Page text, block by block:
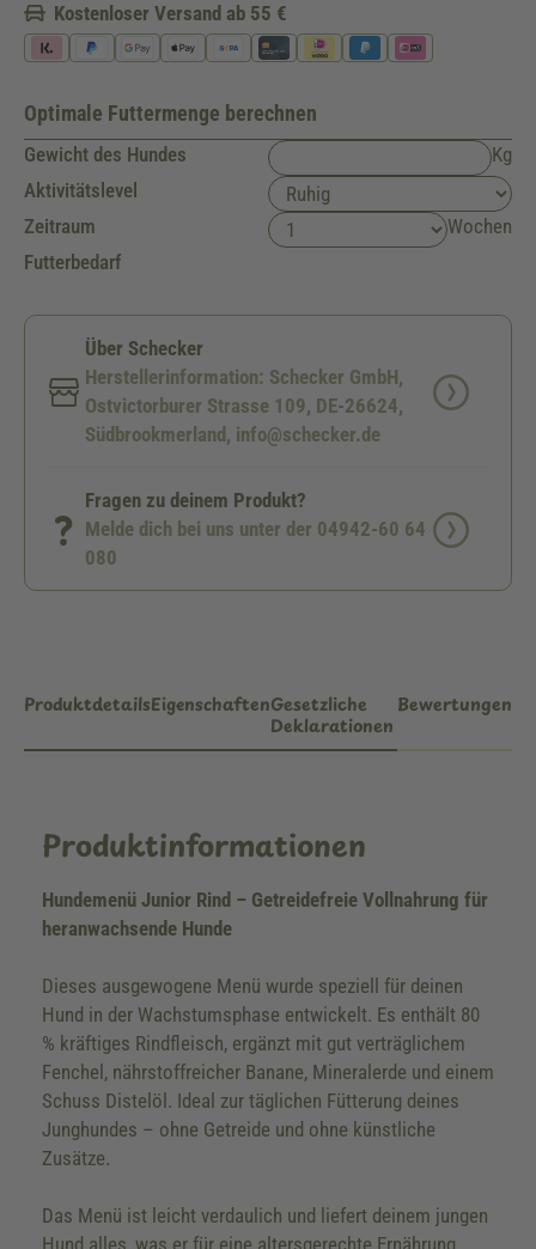
Kostenloser Versand ab 55 €
Optimale Futtermenge berechnen
Gewicht des Hundes
Kg
Aktivitätslevel
Zeitraum
Wochen
Futterbedarf
Über Schecker
Herstellerinformation: Schecker GmbH,
Ostvictorburer Strasse 109, DE-26624,
Südbrookmerland, info@schecker.de
Fragen zu deinem Produkt?
Melde dich bei uns unter der 04942-60 64
080
ProduktdetailsEigenschaftenGesetzliche
Deklarationen
Bewertungen
Produktinformationen
Hundemenü Junior Rind – Getreidefreie Vollnahrung für
heranwachsende Hunde
Dieses ausgewogene Menü wurde speziell für deinen
Hund in der Wachstumsphase entwickelt. Es enthält 80
% kräftiges Rindfleisch, ergänzt mit gut verträglichem
Fenchel, nährstoffreicher Banane, Mineralerde und einem
Schuss Distelöl. Ideal zur täglichen Fütterung deines
Junghundes – ohne Getreide und ohne künstliche
Zusätze.
Das Menü ist leicht verdaulich und liefert deinem jungen
Hund alles, was er für eine altersgerechte Ernährung